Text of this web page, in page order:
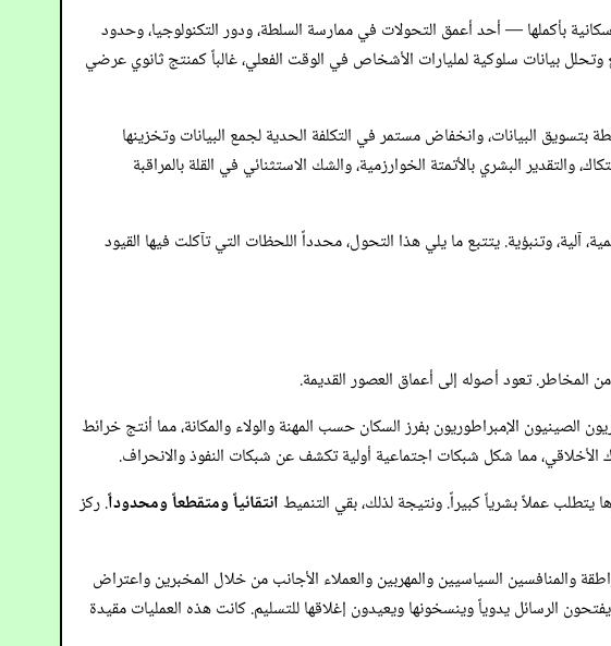
بأكملها — أحد أعمق التحولات في ممارسة السلطة، ودور التكنولوجيا، وحدود
وتحلل بيانات سلوكية لمليارات الأشخاص في الوقت الفعلي، غالباً كمنتج ثانوي عرضي
البيانات، وانخفاض مستمر في التكلفة الحدية لجمع البيانات وتخزينها
البشري بالأتمتة الخوارزمية، والشك الاستثنائي في القلة بالمراقبة
آلية، وتنبؤية. يتتبع ما يلي هذا التحول، محدداً اللحظات التي تآكلت فيها القيود
المخاطر. تعود أصوله إلى أعماق العصور القديمة.
الإمبراطوريون بفرز السكان حسب المهنة والولاء والمكانة، مما أنتج خرائط
الأخلاقي، مما شكل شبكات اجتماعية أولية تكشف عن شبكات النفوذ والانحراف.
يتطلب عملاً بشرياً كبيراً. ونتيجة لذلك، بقي التنميطانتقائياً ومتقطعاً ومحدوداً. ركز
والمنافسين السياسيين والمهربين والعملاء الأجانب من خلال المخبرين واعتراض
الرسائل يدوياً وينسخونها ويعيدون إغلاقها للتسليم. كانت هذه العمليات مقيدة